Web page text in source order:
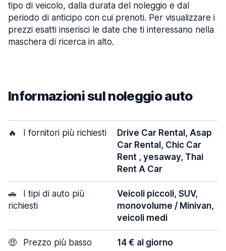
tipo di veicolo, dalla durata del noleggio e dal
periodo di anticipo con cui prenoti. Per visualizzare i
prezzi esatti inserisci le date che ti interessano nella
maschera di ricerca in alto.
Informazioni sul noleggio auto
🔥 I fornitori più richiesti
Drive Car Rental, Asap
Car Rental, Chic Car
Rent , yesaway, Thai
Rent A Car
🚗
I tipi di auto più
richiesti
Veicoli piccoli, SUV,
monovolume / Minivan,
veicoli medi
🤑 Prezzo più basso 14 € al giorno